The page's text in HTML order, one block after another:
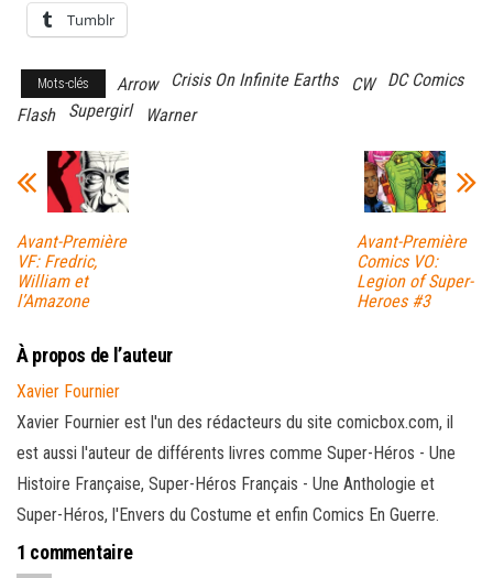
Tumblr
Mots-clés Arrow Crisis On Infinite Earths CW
DC Comics
Flash
Supergirl Warner
Avant-Première
VF: Fredric,
William et
l’Amazone
Avant-Première
Comics VO:
Legion of Super-
Heroes #3
À propos de l’auteur
Xavier Fournier
Xavier Fournier est l'un des rédacteurs du site comicbox.com, il
est aussi l'auteur de différents livres comme Super-Héros - Une
Histoire Française, Super-Héros Français - Une Anthologie et
Super-Héros, l'Envers du Costume et enfin Comics En Guerre.
1 commentaire